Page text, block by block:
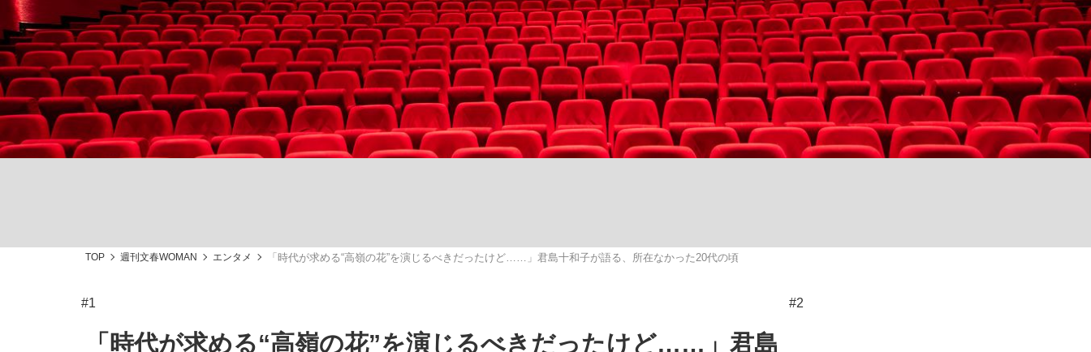
「90%は失敗する。でも…」本田圭佑が初めて明かした日本代表監督に... 「最悪の空気のまま解散」WBC日本代表“敗戦”の真実 選手が明かす...
終戦から81年
観る将棋、読む将棋
#藤田晋 #三山凌輝 #高市早苗 #後藤真希 #森岡毅 #城彰二 #内田有紀
#松田聖子
#玉木雄一郎
#亀和田武
TOP 週刊文春WOMAN エンタメ 「時代が求める“高嶺の花”を演じるべきだったけど……」君島十和子が語る、所在なかった20代の頃
#1 #2
「時代が求める“高嶺の花”を演じるべきだったけど……」君島